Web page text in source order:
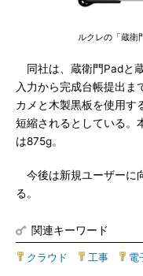
ルクレの「蔵衛
同社は、蔵衛門Padと
入力から完成台帳提出ま
カメと木製黒板を使用す
短縮されるとしている。
は875g。
今後は新規ユーザーに
る。
関連キーワード
クラウド 工事 電